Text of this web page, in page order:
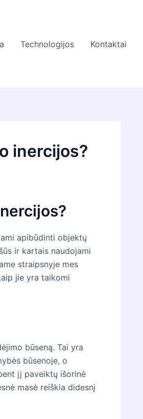
Technologijos Kontaktai
inercijos?
apibūdinti objektų
ir kartais naudojami
straipsnyje mes
jie yra taikomi
būseną. Tai yra
būsenoje, o
jį paveiktų išorinė
masė reiškia didesnį